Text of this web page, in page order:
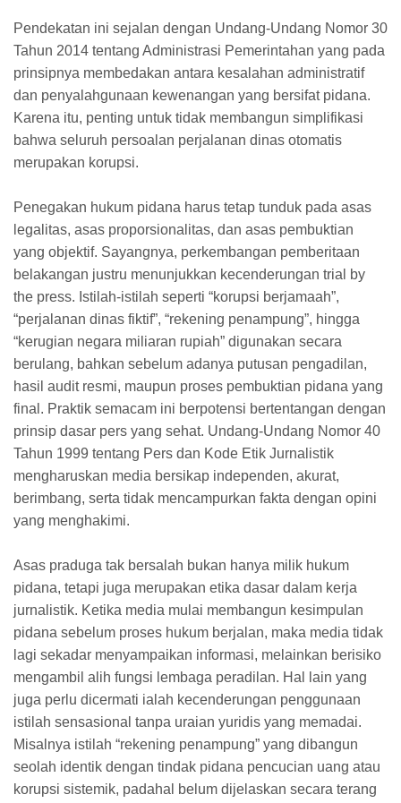
Pendekatan ini sejalan dengan Undang-Undang Nomor 30
Tahun 2014 tentang Administrasi Pemerintahan yang pada
prinsipnya membedakan antara kesalahan administratif
dan penyalahgunaan kewenangan yang bersifat pidana.
Karena itu, penting untuk tidak membangun simplifikasi
bahwa seluruh persoalan perjalanan dinas otomatis
merupakan korupsi.
Penegakan hukum pidana harus tetap tunduk pada asas
legalitas, asas proporsionalitas, dan asas pembuktian
yang objektif. Sayangnya, perkembangan pemberitaan
belakangan justru menunjukkan kecenderungan trial by
the press. Istilah-istilah seperti “korupsi berjamaah”,
“perjalanan dinas fiktif”, “rekening penampung”, hingga
“kerugian negara miliaran rupiah” digunakan secara
berulang, bahkan sebelum adanya putusan pengadilan,
hasil audit resmi, maupun proses pembuktian pidana yang
final. Praktik semacam ini berpotensi bertentangan dengan
prinsip dasar pers yang sehat. Undang-Undang Nomor 40
Tahun 1999 tentang Pers dan Kode Etik Jurnalistik
mengharuskan media bersikap independen, akurat,
berimbang, serta tidak mencampurkan fakta dengan opini
yang menghakimi.
Asas praduga tak bersalah bukan hanya milik hukum
pidana, tetapi juga merupakan etika dasar dalam kerja
jurnalistik. Ketika media mulai membangun kesimpulan
pidana sebelum proses hukum berjalan, maka media tidak
lagi sekadar menyampaikan informasi, melainkan berisiko
mengambil alih fungsi lembaga peradilan. Hal lain yang
juga perlu dicermati ialah kecenderungan penggunaan
istilah sensasional tanpa uraian yuridis yang memadai.
Misalnya istilah “rekening penampung” yang dibangun
seolah identik dengan tindak pidana pencucian uang atau
korupsi sistemik, padahal belum dijelaskan secara terang